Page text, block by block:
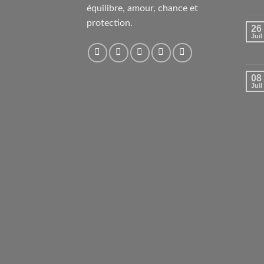
équilibre, amour, chance et
protection.
26
Juil
08
Juil